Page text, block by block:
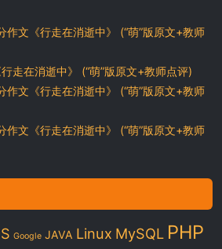
作文《行走在消逝中》 (“萌”版原文+教师
走在消逝中》 (“萌”版原文+教师点评)
作文《行走在消逝中》 (“萌”版原文+教师
作文《行走在消逝中》 (“萌”版原文+教师
Google JAVA Linux MySQL PHP